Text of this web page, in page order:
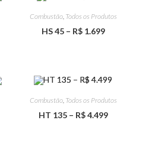
Combustão, Todos os Produtos
HS 45 – R$ 1.699
Combustão, Todos os Produtos
HT 135 – R$ 4.499